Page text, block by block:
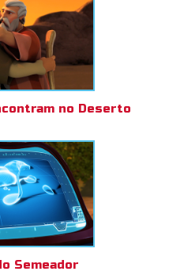
no Deserto
Semeador